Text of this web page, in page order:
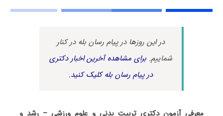
در این روزها در پیام رسان بله در کنار
شماییم.برای مشاهده آخرین اخبار دکتری
در پیام رسان بله کلیک کنید.
معرفی آزمون دکتری تربیت بدنی و علوم ورزشی – رشد و